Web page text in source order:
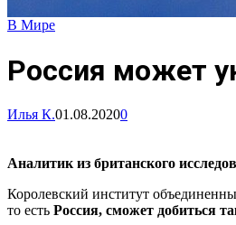
В Мире
Россия может
Илья К.01.08.20200
Аналитик из британского
Королевский институт
то есть Россия, сможет добиться